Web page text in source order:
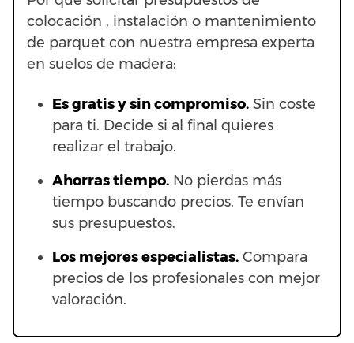
colocación , instalación o mantenimiento
de parquet con nuestra empresa experta
en suelos de madera:
Es gratis y sin compromiso. Sin coste
para ti. Decide si al final quieres
realizar el trabajo.
Ahorras tiempo. No pierdas más
tiempo buscando precios. Te envían
sus presupuestos.
Los mejores especialistas. Compara
precios de los profesionales con mejor
valoración.